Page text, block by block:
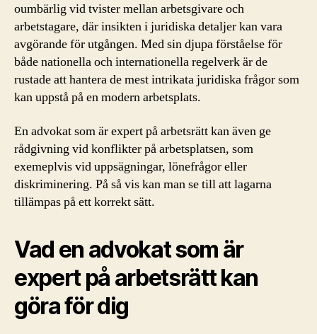
oumbärlig vid tvister mellan arbetsgivare och
arbetstagare, där insikten i juridiska detaljer kan vara
avgörande för utgången. Med sin djupa förståelse för
både nationella och internationella regelverk är de
rustade att hantera de mest intrikata juridiska frågor som
kan uppstå på en modern arbetsplats.
En advokat som är expert på arbetsrätt kan även ge
rådgivning vid konflikter på arbetsplatsen, som
exemeplvis vid uppsägningar, lönefrågor eller
diskriminering. På så vis kan man se till att lagarna
tillämpas på ett korrekt sätt.
Vad en advokat som är
expert på arbetsrätt kan
göra för dig